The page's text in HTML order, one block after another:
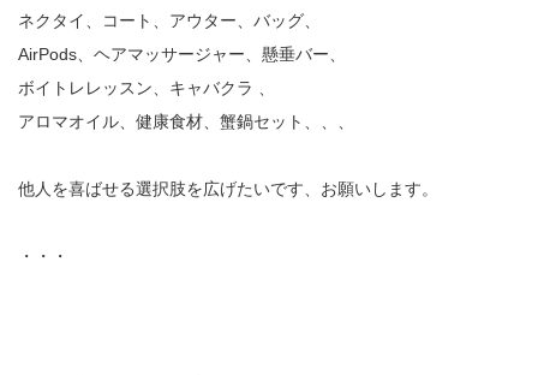
ネクタイ、コート、アウター、バッグ、
AirPods、ヘアマッサージャー、懸垂バー、
ボイトレレッスン、キャバクラ 、
アロマオイル、健康食材、蟹鍋セット、、、
他人を喜ばせる選択肢を広げたいです、お願いします。
・・・